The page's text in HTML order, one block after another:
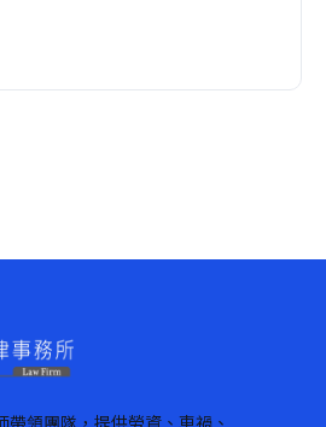
領團隊，提供勞資、車禍、